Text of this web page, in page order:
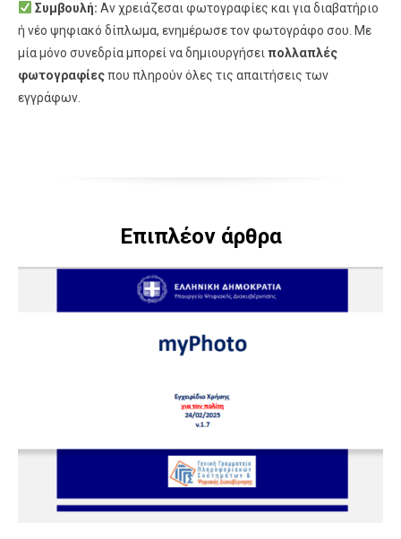
Συμβουλή: Αν χρειάζεσαι φωτογραφίες και για διαβατήριο
ή νέο ψηφιακό δίπλωμα, ενημέρωσε τον φωτογράφο σου. Με
μία μόνο συνεδρία μπορεί να δημιουργήσει πολλαπλές
φωτογραφίεςπου πληρούν όλες τις απαιτήσεις των
εγγράφων.
Επιπλέον άρθρα